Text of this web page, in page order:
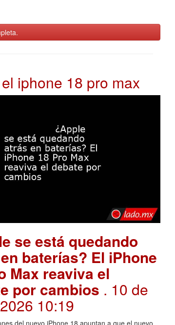
iphone 18 pro max
se está quedando
baterías? El iPhone
Max reaviva el
por cambios . 10 de
10:19
del nuevo iPhone 18 apuntan a que el nuevo